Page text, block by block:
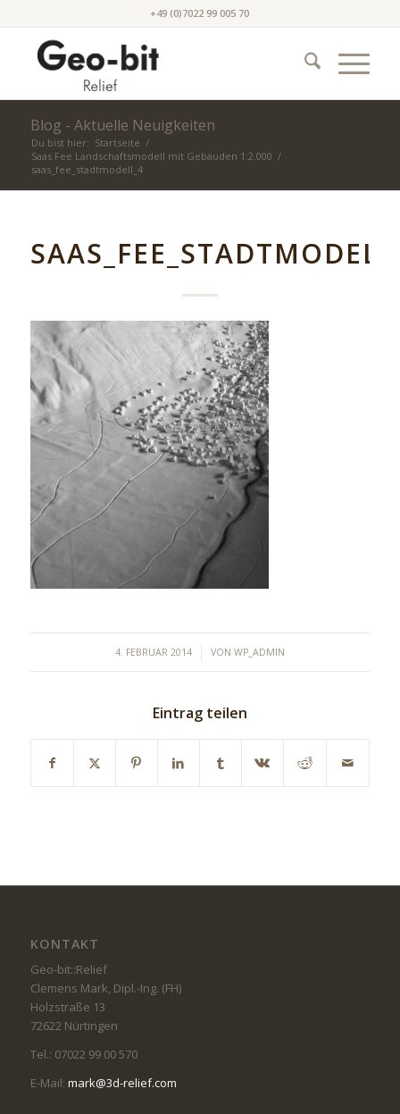
+49 (0)7022 99 005 70
Blog - Aktuelle Neuigkeiten
Du bist hier: Startseite /
Saas Fee Landschaftsmodell mit Gebäuden 1:2.000 /
saas_fee_stadtmodell_4
4. FEBRUAR 2014
/ VON WP_ADMIN
Eintrag teilen
KONTAKT
Geo-bit::Relief
Clemens Mark, Dipl.-Ing. (FH)
Holzstraße 13
72622 Nürtingen
Tel.: 07022 99 00 570
E-Mail: mark@3d-relief.com